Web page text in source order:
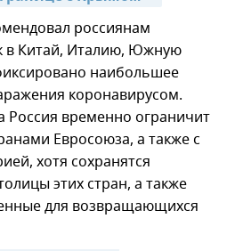
россиянам
в Китай, Италию, Южную
наибольшее
коронавирусом.
Россия временно ограничит
Евросоюза, а также с
хотя сохранятся
этих стран, а также
для возвращающихся